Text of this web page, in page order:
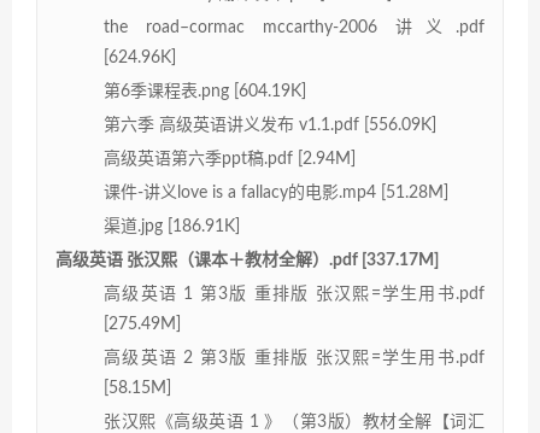
the road–cormac mccarthy-2006 讲义.pdf
[624.96K]
第6季课程表.png [604.19K]
第六季 高级英语讲义发布 v1.1.pdf [556.09K]
高级英语第六季ppt稿.pdf [2.94M]
课件-讲义love is a fallacy的电影.mp4 [51.28M]
渠道.jpg [186.91K]
高级英语 张汉熙（课本＋教材全解）.pdf [337.17M]
高级英语 1 第3版 重排版 张汉熙=学生用书.pdf
[275.49M]
高级英语 2 第3版 重排版 张汉熙=学生用书.pdf
[58.15M]
张汉熙《高级英语 1 》（第3版）教材全解【词汇